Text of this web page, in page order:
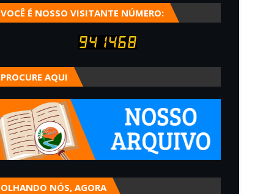
VOCÊ É NOSSO VISITANTE NÚMERO:
PROCURE AQUI
OLHANDO NÓS, AGORA